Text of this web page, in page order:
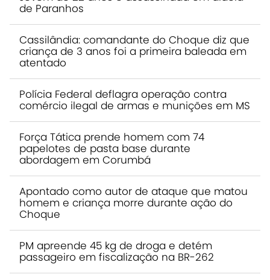
de Paranhos
Cassilândia: comandante do Choque diz que
criança de 3 anos foi a primeira baleada em
atentado
Polícia Federal deflagra operação contra
comércio ilegal de armas e munições em MS
Força Tática prende homem com 74
papelotes de pasta base durante
abordagem em Corumbá
Apontado como autor de ataque que matou
homem e criança morre durante ação do
Choque
PM apreende 45 kg de droga e detém
passageiro em fiscalização na BR-262